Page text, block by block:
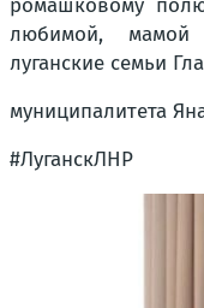
ромашковому
любимой,
луганские семьи
муниципалитета
#ЛуганскЛНР